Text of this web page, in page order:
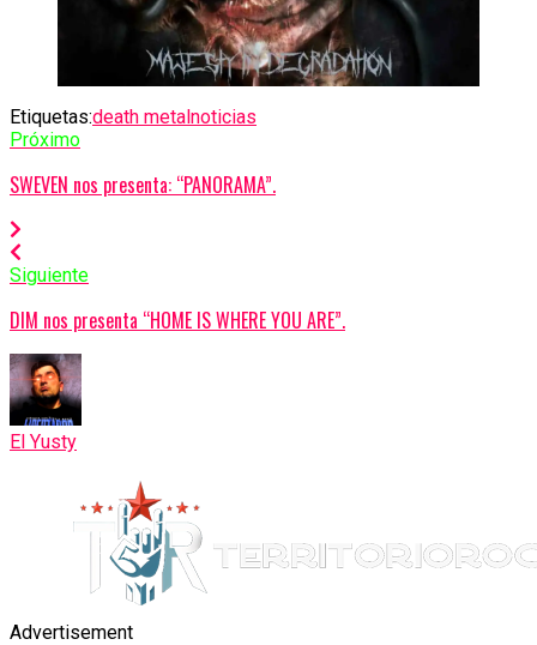
Etiquetas:death metalnoticias
Próximo
SWEVEN nos presenta: “PANORAMA”.
Siguiente
DIM nos presenta “HOME IS WHERE YOU ARE”.
El Yusty
Advertisement